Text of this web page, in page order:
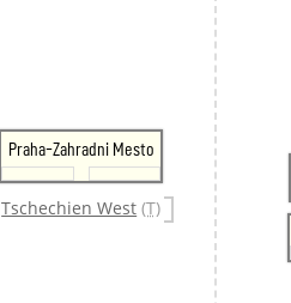
Praha-Zahradni Mesto
Tschechien West (T)